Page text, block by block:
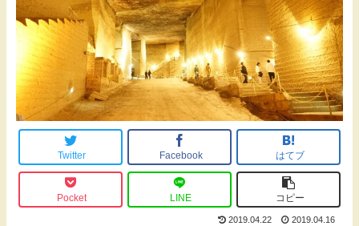
Twitter Facebook はてブ
Pocket LINE コピー
2019.04.22 2019.04.16